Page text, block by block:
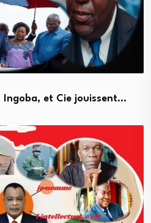
Ingoba, et Cie jouissent…